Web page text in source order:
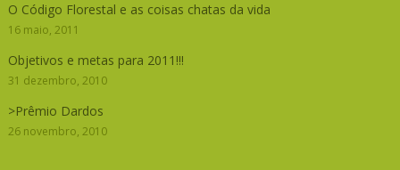
O Código Florestal e as coisas chatas da vida
16 maio, 2011
Objetivos e metas para 2011!!!
31 dezembro, 2010
>Prêmio Dardos
26 novembro, 2010